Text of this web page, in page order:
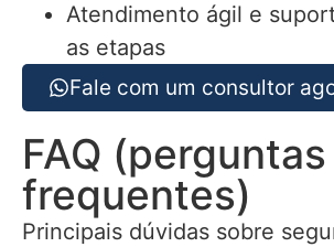
Atendimento ágil e
as etapas
Fale com um consultor
FAQ (perguntas
frequentes)
Principais dúvidas sobre